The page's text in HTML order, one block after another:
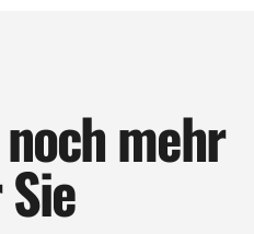
mehr